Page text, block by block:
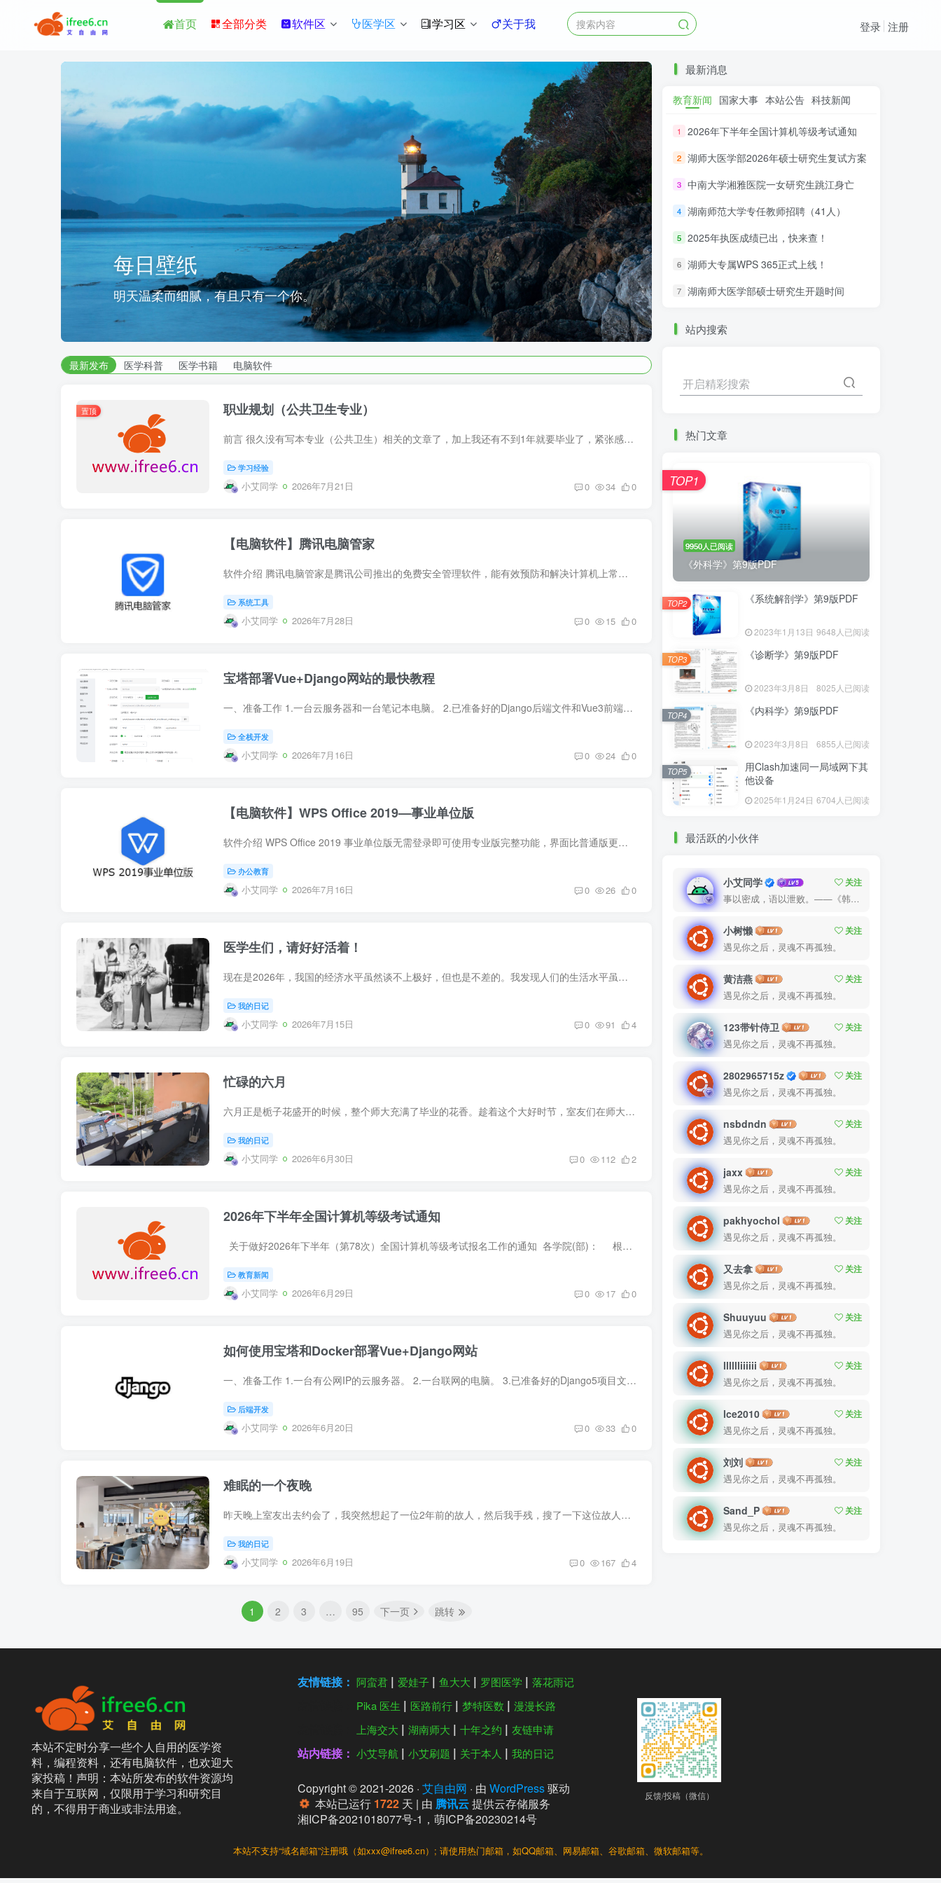
首页 全部分类 软件区 医学区 学习区 关于我 登录 注册
每日壁纸
明天温柔而细腻，有且只有一个你。
湖南师范大学
研究生院|医学部
每日壁纸
明天温柔而细腻，有且只有一个你。
湖南师范大学
研究生院|医学部
最新发布 医学科普 医学书籍 电脑软件
置顶 职业规划（公共卫生专业）
前言 很久没有写本专业（公共卫生）相关的文章了，加上我还有不到1年就要毕业了，紧张感一下子就上来了（但每天还是会打游戏）。为了督促自己，也为了让自己变得不那么迷茫，我决定写下这篇文章...
学习经验
小艾同学 2026年7月21日 0 34 0
【电脑软件】腾讯电脑管家
软件介绍 腾讯电脑管家是腾讯公司推出的免费安全管理软件，能有效预防和解决计算机上常见的安全风险，并帮助用户解决各种电脑“疑难杂症”、优化系统和网络环境。最早可追溯到2006年发布的“QQ...
系统工具
小艾同学 2026年7月28日 0 15 0
宝塔部署Vue+Django网站的最快教程
一、准备工作 1.一台云服务器和一台笔记本电脑。 2.已准备好的Django后端文件和Vue3前端文件。 二、安装宝塔面板 1.使用SSH软件（比如“tabby terminal”）连接服务器，输入以下命令安装...
全栈开发
小艾同学 2026年7月16日 0 24 0
【电脑软件】WPS Office 2019—事业单位版
软件介绍 WPS Office 2019 事业单位版无需登录即可使用专业版完整功能，界面比普通版更清爽简洁，无乱七八糟的消息和弹窗，启动速度也更快。 软件截图 软件属性 1.应用大小：约 1...
办公教育
小艾同学 2026年7月16日 0 26 0
医学生们，请好好活着！
现在是2026年，我国的经济水平虽然谈不上极好，但也是不差的。我发现人们的生活水平虽然提高了，但社会上却存在着很大的问题。 作为一名医学生，就拿我身边的例子来说吧。最近几年，某雅医院，...
我的日记
小艾同学 2026年7月15日 0 91 4
忙碌的六月
六月正是栀子花盛开的时候，整个师大充满了毕业的花香。趁着这个大好时节，室友们在师大的二手群里都淘到了不少宝贝（生活用品），我是来的比较晚的一批，没有抢到太多好宝贝，但以下这几件物品...
我的日记
小艾同学 2026年6月30日 0 112 2
2026年下半年全国计算机等级考试通知
关于做好2026年下半年（第78次）全国计算机等级考试报名工作的通知 各学院(部)： 根据湖南省教育考试院《关于做好2026年下半年全国计算机等级考试报名工作的通知》(...
教育新闻
小艾同学 2026年6月29日 0 17 0
如何使用宝塔和Docker部署Vue+Django网站
一、准备工作 1.一台有公网IP的云服务器。 2.一台联网的电脑。 3.已准备好的Django5项目文件。常用命令如下： # 生成依赖文件（需手动添加一个依赖“gunicorn”） pip freeze > requirements...
后端开发
小艾同学 2026年6月20日 0 33 0
难眠的一个夜晚
昨天晚上室友出去约会了，我突然想起了一位2年前的故人，然后我手残，搜了一下这位故人的微信，看到一个情头。不知道为什么，当时心里咯登了一下，胸腔里面好像积了什么东西一样，很不自在。我...
我的日记
小艾同学 2026年6月19日 0 167 4
1 2 3 … 95 下一页 跳转
最新消息
教育新闻 国家大事 本站公告 科技新闻
1 2026年下半年全国计算机等级考试通知
2 湖师大医学部2026年硕士研究生复试方案
3 中南大学湘雅医院一女研究生跳江身亡
4 湖南师范大学专任教师招聘（41人）
5 2025年执医成绩已出，快来查！
6 湖师大专属WPS 365正式上线！
7 湖南师大医学部硕士研究生开题时间
站内搜索
开启精彩搜索
热门文章
9950人已阅读
《外科学》第9版PDF
TOP1
《系统解剖学》第9版PDF
2023年1月13日 9648人已阅读
TOP2
《诊断学》第9版PDF
2023年3月8日 8025人已阅读
TOP3
《内科学》第9版PDF
2023年3月8日 6855人已阅读
TOP4
用Clash加速同一局域网下其
他设备
2025年1月24日 6704人已阅读
TOP5
最活跃的小伙伴
小艾同学
关注
事以密成，语以泄败。——《韩非子·说难》
小树懒
关注
遇见你之后，灵魂不再孤独。
黄洁燕
关注
遇见你之后，灵魂不再孤独。
123带针侍卫
关注
遇见你之后，灵魂不再孤独。
2802965715z
关注
遇见你之后，灵魂不再孤独。
nsbdndn
关注
遇见你之后，灵魂不再孤独。
jaxx
关注
遇见你之后，灵魂不再孤独。
pakhyochol
关注
遇见你之后，灵魂不再孤独。
又去拿
关注
遇见你之后，灵魂不再孤独。
Shuuyuu
关注
遇见你之后，灵魂不再孤独。
lllllliiiiii
关注
遇见你之后，灵魂不再孤独。
lce2010
关注
遇见你之后，灵魂不再孤独。
刘刘
关注
遇见你之后，灵魂不再孤独。
Sand_P
关注
遇见你之后，灵魂不再孤独。
本站不定时分享一些个人自用的医学资
料，编程资料，还有电脑软件，也欢迎大
家投稿！声明：本站所发布的软件资源均
来自于互联网，仅限用于学习和研究目
的，不得用于商业或非法用途。
友情链接： 阿蛮君 爱娃子 鱼大大 罗图医学 落花雨记
Pika 医生 医路前行 梦特医数 漫漫长路
上海交大 湖南师大 十年之约 友链申请
站内链接： 小艾导航 小艾刷题 关于本人 我的日记
Copyright © 2021-2026 · 艾自由网 · 由 WordPress驱动
本站已运行 1722天 | 由 腾讯云提供云存储服务
湘ICP备2021018077号-1 ， 萌ICP备20230214号
反馈/投稿（微信）
本站不支持“域名邮箱”注册哦（如xxx@ifree6.cn）; 请使用热门邮箱，如QQ邮箱、网易邮箱、谷歌邮箱、微软邮箱等。